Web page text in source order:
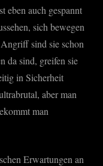
eben auch gespannt
sich bewegen
sind sie schon
da sind, greifen sie
in Sicherheit
aber man
man
Erwartungen an